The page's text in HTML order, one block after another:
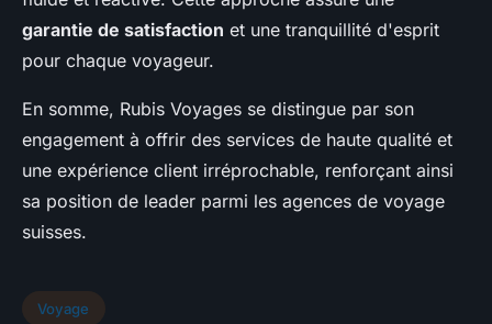
garantie de satisfaction et une tranquillité d'esprit
pour chaque voyageur.
En somme, Rubis Voyages se distingue par son
engagement à offrir des services de haute qualité et
une expérience client irréprochable, renforçant ainsi
sa position de leader parmi les agences de voyage
suisses.
Voyage